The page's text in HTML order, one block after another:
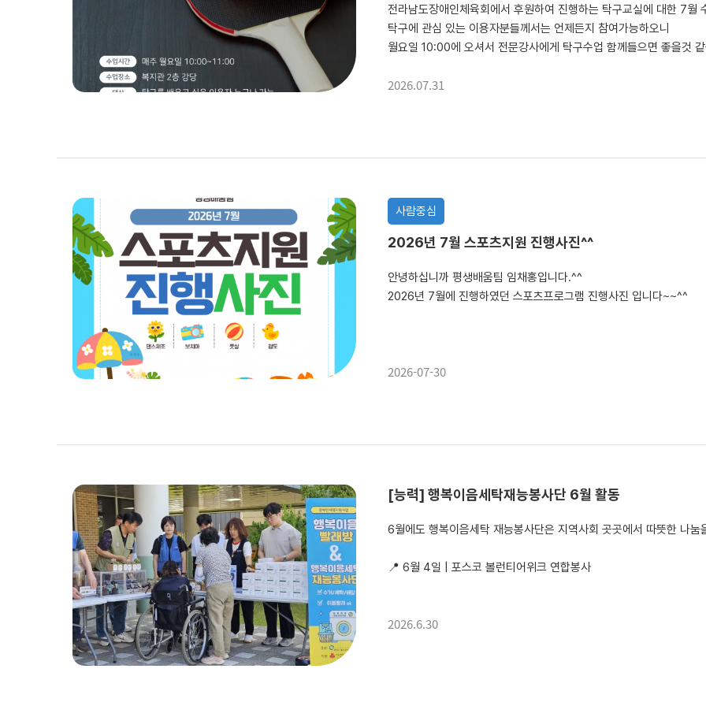
전라남도장애인체육회에서 후원하여 진행하는 탁구교실에 대한 7월
탁구에 관심 있는 이용자분들께서는 언제든지 참여가능하오니
월요일 10:00에 오셔서 전문강사에게 탁구수업 함께들으면 좋을것
2026.07.31
사람중심
2026년 7월 스포츠지원 진행사진^^
안녕하십니까 평생배움팀 임채홍입니다.^^
2026년 7월에 진행하였던 스포츠프로그램 진행사진 입니다~~^^
2026-07-30
[능력] 행복이음세탁재능봉사단 6월 활동
6월에도 행복이음세탁 재능봉사단은 지역사회 곳곳에서 따뜻한 나눔
📍 6월 4일 | 포스코 볼런티어위크 연합봉사
2026.6.30